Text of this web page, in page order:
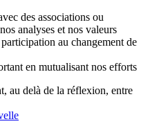
des associations ou
analyses et nos valeurs
au changement de
en mutualisant nos efforts
au delà de la réflexion, entre